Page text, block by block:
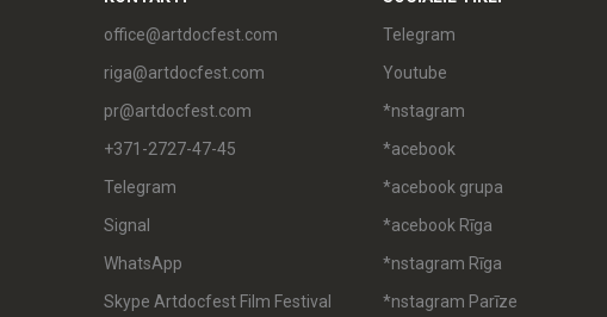
office@artdocfest.com
riga@artdocfest.com
pr@artdocfest.com
+371-2727-47-45
Telegram
Signal
WhatsApp
Skype Artdocfest Film Festival
Telegram
Youtube
*nstagram
*acebook
*acebook grupa
*acebook Rīga
*nstagram Rīga
*nstagram Parīze